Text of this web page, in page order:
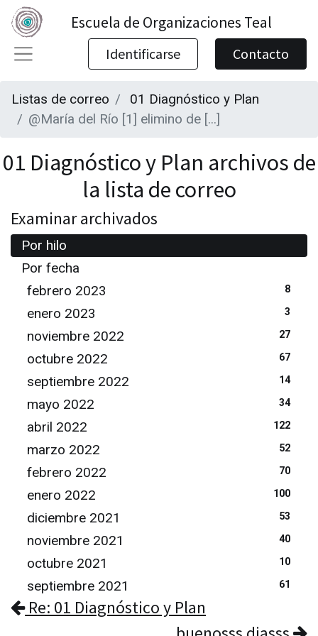
Escuela de Organizaciones Teal
Identificarse Contacto
Listas de correo
01 Diagnóstico y Plan
@María del Río [1] elimino de [...]
01 Diagnóstico y Plan archivos de
la lista de correo
Examinar archivados
Por hilo
Por fecha
febrero 2023
8
enero 2023 3
noviembre 2022 27
octubre 2022 67
septiembre 2022 14
mayo 2022 34
abril 2022 122
marzo 2022 52
febrero 2022 70
enero 2022 100
diciembre 2021 53
noviembre 2021 40
octubre 2021 10
septiembre 2021 61
Re: 01 Diagnóstico y Plan